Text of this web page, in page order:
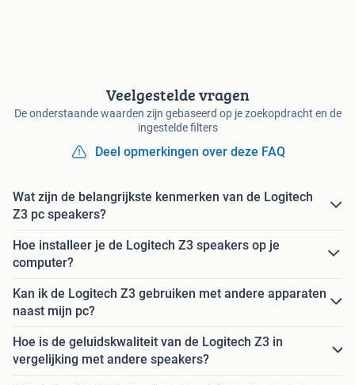
Veelgestelde vragen
De onderstaande waarden zijn gebaseerd op je zoekopdracht en de
ingestelde filters
Deel opmerkingen over deze FAQ
Wat zijn de belangrijkste kenmerken van de Logitech
Z3 pc speakers?
Hoe installeer je de Logitech Z3 speakers op je
computer?
Kan ik de Logitech Z3 gebruiken met andere apparaten
naast mijn pc?
Hoe is de geluidskwaliteit van de Logitech Z3 in
vergelijking met andere speakers?